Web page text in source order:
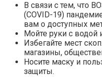
В связи с тем, что
(COVID-19)
вам о доступных
Мойте руки с
Избегайте мест
магазины,
Носите маску и
защиты.